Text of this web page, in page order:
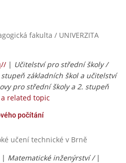
fakulta / UNIVERZITA
| Učitelství pro střední školy /
základních škol a učitelství
pro střední školy a 2. stupeň
related topic
počítání
učení technické v Brně
| Matematické inženýrství / |